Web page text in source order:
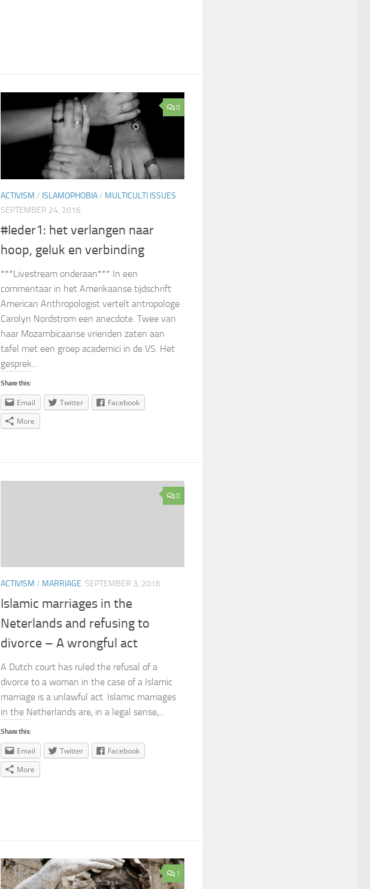
0
ACTIVISM / ISLAMOPHOBIA/ MULTICULTI ISSUES
SEPTEMBER 24, 2016
#Ieder1: het verlangen naar
hoop, geluk en verbinding
***Livestream onderaan*** In een
commentaar in het Amerikaanse tijdschrift
American Anthropologist vertelt antropologe
Carolyn Nordstrom een anecdote. Twee van
haar Mozambicaanse vrienden zaten aan
tafel met een groep academici in de VS. Het
gesprek...
Share this:
Email Twitter
Facebook
More
0
ACTIVISM / MARRIAGE SEPTEMBER 3, 2016
Islamic marriages in the
Neterlands and refusing to
divorce – A wrongful act
A Dutch court has ruled the refusal of a
divorce to a woman in the case of a Islamic
marriage is a unlawful act. Islamic marriages
in the Netherlands are, in a legal sense,...
Share this:
Email Twitter
Facebook
More
1